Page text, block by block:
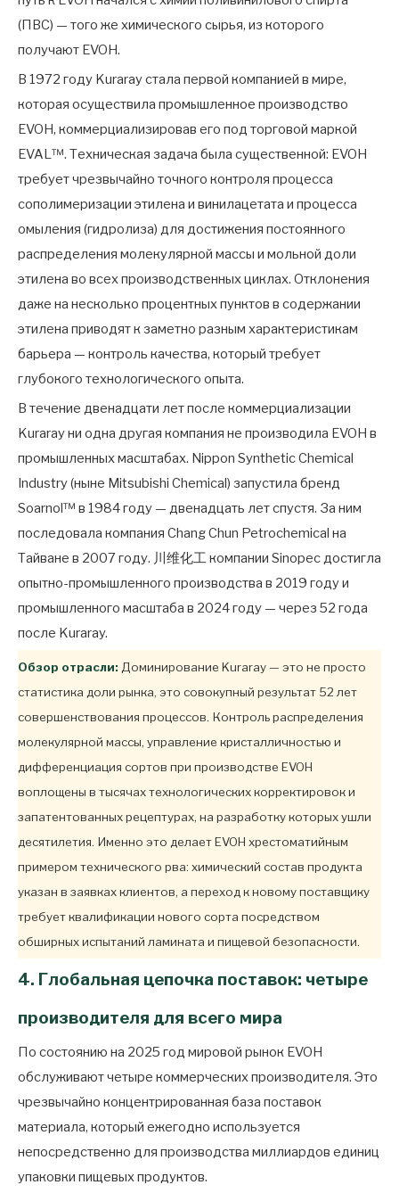
(ПВС) — того же химического сырья, из которого
получают EVOH.
В 1972 году Kuraray стала первой компанией в мире,
которая осуществила промышленное производство
EVOH, коммерциализировав его под торговой маркой
EVAL™. Техническая задача была существенной: EVOH
требует чрезвычайно точного контроля процесса
сополимеризации этилена и винилацетата и процесса
омыления (гидролиза) для достижения постоянного
распределения молекулярной массы и мольной доли
этилена во всех производственных циклах. Отклонения
даже на несколько процентных пунктов в содержании
этилена приводят к заметно разным характеристикам
барьера — контроль качества, который требует
глубокого технологического опыта.
В течение двенадцати лет после коммерциализации
Kuraray ни одна другая компания не производила EVOH в
промышленных масштабах. Nippon Synthetic Chemical
Industry (ныне Mitsubishi Chemical) запустила бренд
Soarnol™ в 1984 году — двенадцать лет спустя. За ним
последовала компания Chang Chun Petrochemical на
Тайване в 2007 году. 川维化工 компании Sinopec достигла
опытно-промышленного производства в 2019 году и
промышленного масштаба в 2024 году — через 52 года
после Kuraray.
Обзор отрасли: Доминирование Kuraray — это не просто
статистика доли рынка, это совокупный результат 52 лет
совершенствования процессов. Контроль распределения
молекулярной массы, управление кристалличностью и
дифференциация сортов при производстве EVOH
воплощены в тысячах технологических корректировок и
запатентованных рецептурах, на разработку которых ушли
десятилетия. Именно это делает EVOH хрестоматийным
примером технического рва: химический состав продукта
указан в заявках клиентов, а переход к новому поставщику
требует квалификации нового сорта посредством
обширных испытаний ламината и пищевой безопасности.
4. Глобальная цепочка поставок: четыре
производителя для всего мира
По состоянию на 2025 год мировой рынок EVOH
обслуживают четыре коммерческих производителя. Это
чрезвычайно концентрированная база поставок
материала, который ежегодно используется
непосредственно для производства миллиардов единиц
упаковки пищевых продуктов.